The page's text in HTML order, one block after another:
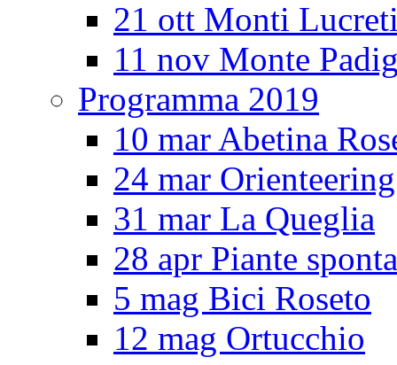
21 ott Monti
11 nov Monte
Programma 2019
10 mar Abetina
24 mar
31 mar La Queglia
28 apr Piante
5 mag Bici Roseto
12 mag Ortucchio